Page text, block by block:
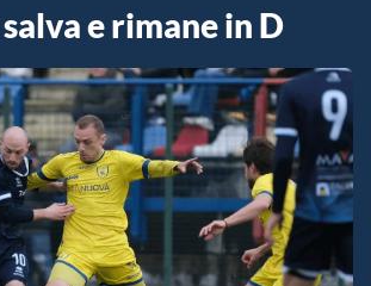
e rimane in D